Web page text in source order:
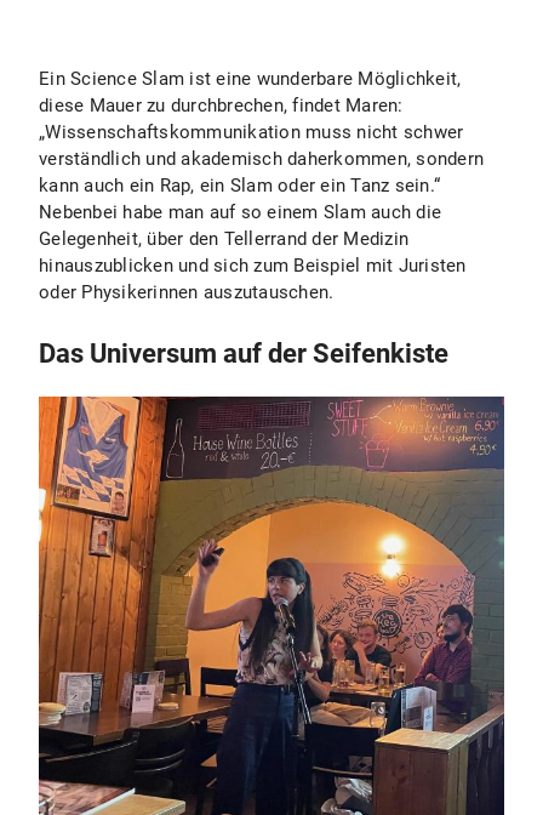
Ein Science Slam ist eine wunderbare Möglichkeit,
diese Mauer zu durchbrechen, findet Maren:
„Wissenschaftskommunikation muss nicht schwer
verständlich und akademisch daherkommen, sondern
kann auch ein Rap, ein Slam oder ein Tanz sein.“
Nebenbei habe man auf so einem Slam auch die
Gelegenheit, über den Tellerrand der Medizin
hinauszublicken und sich zum Beispiel mit Juristen
oder Physikerinnen auszutauschen.
Das Universum auf der Seifenkiste